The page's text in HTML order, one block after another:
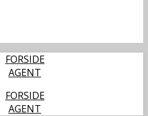
FORSIDE
AGENT
FORSIDE
AGENT